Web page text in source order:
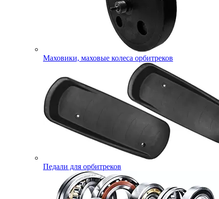
Маховики, маховые колеса орбитреков
Педали для орбитреков